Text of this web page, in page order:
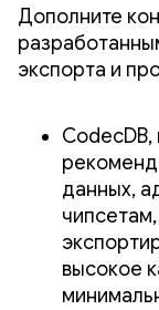
Дополните
экспорта и
данных,
высокое